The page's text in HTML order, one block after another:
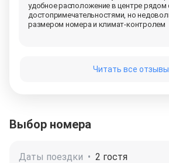
удобное расположение в центре рядом
достопримечательностями, но
размером номера и климат-контролем
Читать все отзывы
Выбор номера
Даты поездки • 2 гостя